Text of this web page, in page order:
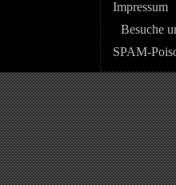
Impressum
Besuche
SPAM-